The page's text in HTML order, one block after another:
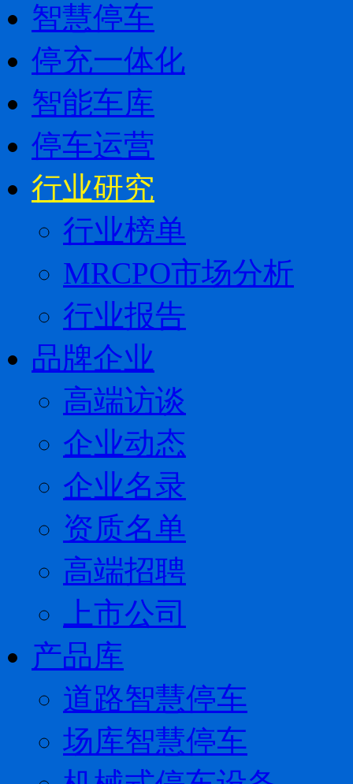
智慧停车
停充一体化
智能车库
停车运营
行业研究
行业榜单
MRCPO市场分析
行业报告
品牌企业
高端访谈
企业动态
企业名录
资质名单
高端招聘
上市公司
产品库
道路智慧停车
场库智慧停车